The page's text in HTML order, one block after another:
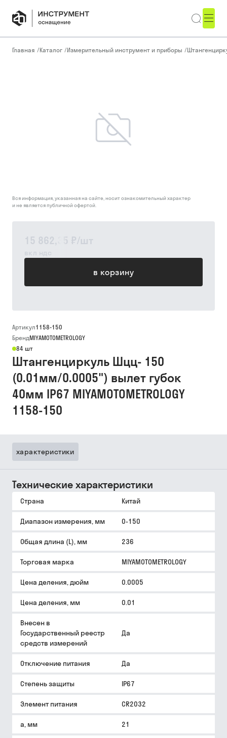
Главная /Каталог /Измерительный инструмент и приборы /
15 862,35 ₽/шт
вкл ндс
в корзину
Вся информация, указанная на сайте, носит ознакомительный характер
и не является публичной офертой.
Артикул1158-150
БрендMIYAMOTOMETROLOGY
84 шт
Штангенциркуль Шцц- 150
(0.01мм/0.0005") вылет губок
40мм IP67 MIYAMOTOMETROLOGY
1158-150
характеристики
Технические характеристики
Страна Китай
Диапазон измерения, мм 0-150
Общая длина (L), мм 236
Торговая марка MIYAMOTOMETROLOGY
Цена деления, дюйм 0.0005
Цена деления, мм 0.01
Внесен в
Государственный реестр
средств измерений
Да
Отключение питания Да
Степень защиты IP67
Элемент питания CR2032
a, мм 21